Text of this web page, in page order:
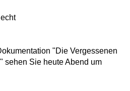
"Die Vergessenen
sehen Sie heute Abend um